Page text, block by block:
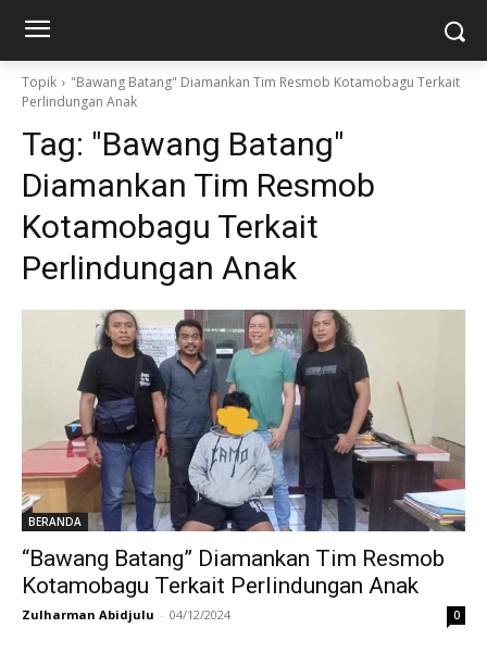
Topik
"Bawang Batang" Diamankan Tim Resmob Kotamobagu Terkait
Perlindungan Anak
Tag: "Bawang Batang"
Diamankan Tim Resmob
Kotamobagu Terkait
Perlindungan Anak
BERANDA
“Bawang Batang” Diamankan Tim Resmob
Kotamobagu Terkait Perlindungan Anak
Zulharman Abidjulu - 04/12/2024 0